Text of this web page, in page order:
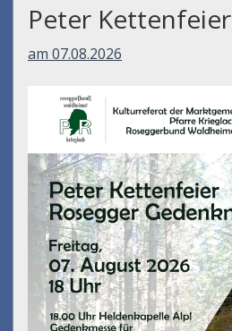
Peter Kettenfeier
am 07.08.2026